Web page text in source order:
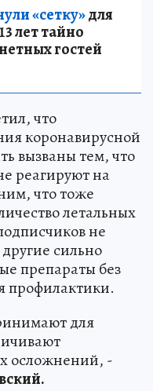
«сетку»для
лет тайно
гостей
что
коронавирусной
вызваны тем, что
реагируют на
что тоже
летальных
не
сильно
препараты без
профилактики.
для
осложнений, -